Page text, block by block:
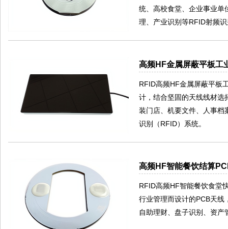
统、高校食堂、企业事业单
理、产业识别等RFID射频
高频HF金属屏蔽平板工
RFID高频HF金属屏蔽平板
计，结合坚固的天线线材选
装门店、机要文件、人事档
识别（RFID）系统。
高频HF智能餐饮结算
RFID高频HF智能餐饮食堂
行业管理而设计的PCB天线
自助理财、盘子识别、资